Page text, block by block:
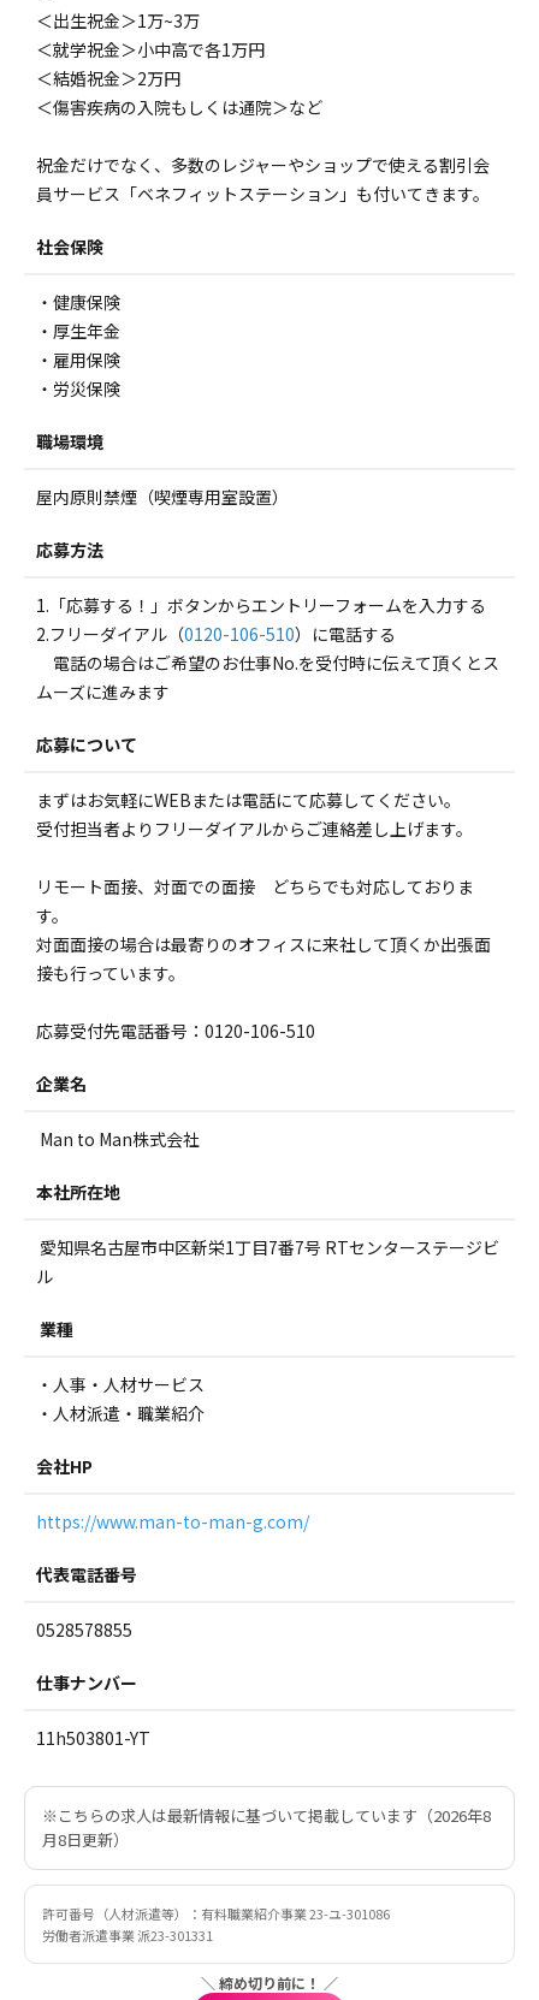
＜出生祝金＞1万~3万
＜就学祝金＞小中高で各1万円
＜結婚祝金＞2万円
＜傷害疾病の入院もしくは通院＞など
祝金だけでなく、多数のレジャーやショップで使える割引会
員サービス「ベネフィットステーション」も付いてきます。
社会保険
・健康保険
・厚生年金
・雇用保険
・労災保険
職場環境
屋内原則禁煙（喫煙専用室設置）
応募方法
1.「応募する！」ボタンからエントリーフォームを入力する
2.フリーダイアル（0120-106-510）に電話する
電話の場合はご希望のお仕事No.を受付時に伝えて頂くとス
ムーズに進みます
応募について
まずはお気軽にWEBまたは電話にて応募してください。
受付担当者よりフリーダイアルからご連絡差し上げます。
リモート面接、対面での面接 どちらでも対応しておりま
す。
対面面接の場合は最寄りのオフィスに来社して頂くか出張面
接も行っています。
応募受付先電話番号：0120-106-510
企業名
Man to Man株式会社
本社所在地
愛知県名古屋市中区新栄1丁目7番7号 RTセンターステージビ
ル
業種
・人事・人材サービス
・人材派遣・職業紹介
会社HP
https://www.man-to-man-g.com/
代表電話番号
0528578855
仕事ナンバー
11h503801-YT
※こちらの求人は最新情報に基づいて掲載しています（2026年8
月8日更新）
許可番号（人材派遣等）：有料職業紹介事業 23-ユ-301086
労働者派遣事業 派23-301331
＼ 締め切り前に！ ／